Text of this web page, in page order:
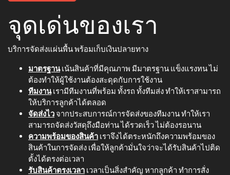
จุดเด่นของเรา
บริการจัดส่งแผ่นพื้น พร้อมเก็บเงินปลายทาง
มาตรฐานเน้นสินค้าที่มีคุณภาพ มีมาตรฐาน แข็งแรงทน ไม่
ต้องทำให้ผู้ใช้งานต้องสะดุดกับการใช้งาน
ทีมงานเรามีทีมงานที่พร้อม ทั้งรถ ทั้งทีมส่ง ทำให้เราสามารถ
ให้บริการลูกค้าได้ตลอด
จัดส่งไว จากประสบการณ์การจัดส่งของทีมงาน ทำให้เรา
สามารถจัดส่งวัสดุถึงมือท่าน ได้รวดเร็ว ไม่ต้องรอนาน
ความพร้อมของสินค้า เราจึงได้ตระหนักถึงความพร้อมของ
สินค้าในการจัดส่ง เพื่อให้ลูกค้ามั่นใจว่าจะได้รับสินค้าไปติด
ตั้งได้ตรงต่อเวลา
รับสินค้าตรงเวลา เวลาเป็นสิ่งสำคัญ หากลูกค้า ทำการสั่ง